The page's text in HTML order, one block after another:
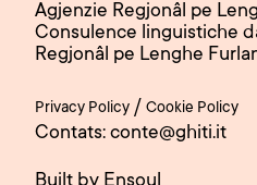
Agjenzie Regjonâl pe
Consulence linguistiche
Regjonâl pe Lenghe
Privacy Policy / Cookie Policy
Contats: conte@ghiti.it